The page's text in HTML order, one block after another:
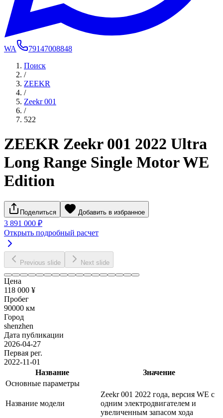
WA
79147008848
Поиск
/
ZEEKR
/
Zeekr 001
/
522
ZEEKR Zeekr 001 2022 Ultra
Long Range Single Motor WE
Edition
Поделиться Добавить в избранное
3 891 000 ₽
Открыть подробный расчет
Previous slide Next slide
Цена
118 000 ¥
Пробег
90000 км
Город
shenzhen
Дата публикации
2026-04-27
Первая рег.
2022-11-01
Название
Значение
Основные параметры
Название модели
Zeekr 001 2022 года, версия WE с
одним электродвигателем и
увеличенным запасом хода